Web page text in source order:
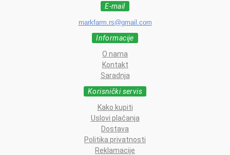
E-mail
markfarm.rs@gmail.com
Informacije
O nama
Kontakt
Saradnja
Korisnički servis
Kako kupiti
Uslovi plaćanja
Dostava
Politika privatnosti
Reklamacije